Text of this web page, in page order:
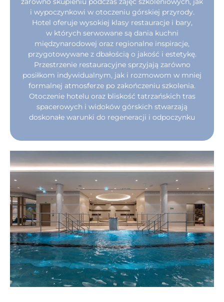
i wypoczynkowi w otoczeniu górskiej przyrody.
Hotel oferuje wysokiej klasy restauracje i bary,
w których serwowane są dania kuchni
międzynarodowej oraz regionalne inspiracje,
przygotowywane z dbałością o jakość i estetykę.
Przestrzenie restauracyjne sprzyjają zarówno
posiłkom indywidualnym, jak i rozmowom w mniej
formalnej atmosferze po zakończeniu szkolenia.
Otoczenie hotelu oraz bliskość tatrzańskich tras
spacerowych i widoków górskich stwarzają
doskonałe warunki do regeneracji i odpoczynku